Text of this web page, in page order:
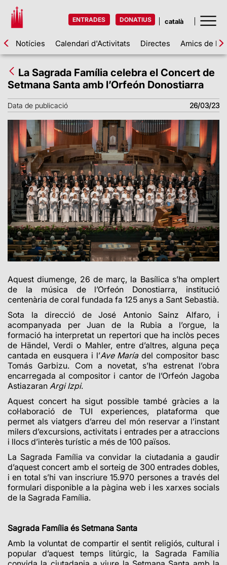
ENTRADES DONATIUS
Notícies Calendari d'Activitats Directes Amics de la
La Sagrada Família celebra el Concert de
Setmana Santa amb l’Orfeón Donostiarra
Data de publicació 26/03/23
Aquest diumenge, 26 de març, la Basílica s’ha omplert
de la música de l’Orfeón Donostiarra, institució
centenària de coral fundada fa 125 anys a Sant Sebastià.
Sota la direcció de José Antonio Sainz Alfaro, i
acompanyada per Juan de la Rubia a l’orgue, la
formació ha interpretat un repertori que ha inclòs peces
de Händel, Verdi o Mahler, entre d’altres, alguna peça
cantada en eusquera i l’Ave Maríadel compositor basc
Tomás Garbizu. Com a novetat, s’ha estrenat l’obra
encarregada al compositor i cantor de l’Orfeón Jagoba
Astiazaran Argi Izpi.
Aquest concert ha sigut possible també gràcies a la
col·laboració de TUI experiences, plataforma que
permet als viatgers d’arreu del món reservar a l’instant
milers d’excursions, activitats i entrades per a atraccions
i llocs d’interès turístic a més de 100 països.
La Sagrada Família va convidar la ciutadania a gaudir
d’aquest concert amb el sorteig de 300 entrades dobles,
i en total s’hi van inscriure15.970 personesa través del
formulari disponible a la pàgina web i les xarxes socials
de la Sagrada Família.
Sagrada Família és Setmana Santa
Amb la voluntat de compartir el sentit religiós, cultural i
popular d’aquest temps litúrgic, la Sagrada Família